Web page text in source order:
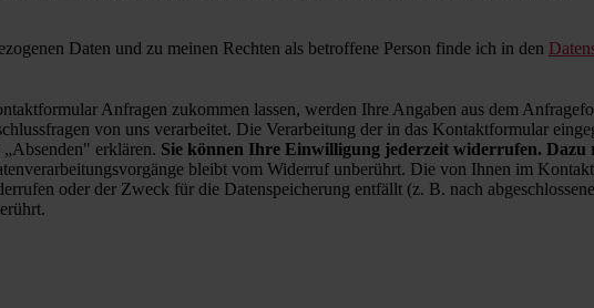
Daten und zu meinen Rechten als betroffene Person finde ich in den
Anfragen zukommen lassen, werden Ihre Angaben aus dem
von uns verarbeitet. Die Verarbeitung der in das Kontaktformular
erklären. Sie können Ihre Einwilligung jederzeit widerrufen.
bleibt vom Widerruf unberührt. Die von Ihnen im
oder der Zweck für die Datenspeicherung entfällt (z. B. nach